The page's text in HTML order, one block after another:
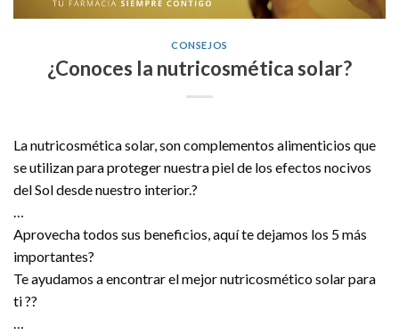
CONSEJOS
¿Conoces la nutricosmética solar?
La nutricosmética solar, son complementos alimenticios que
se utilizan para proteger nuestra piel de los efectos nocivos
del Sol desde nuestro interior.?
Aprovecha todos sus beneficios, aquí te dejamos los 5 más
importantes?
Te ayudamos a encontrar el mejor nutricosmético solar para
ti ??